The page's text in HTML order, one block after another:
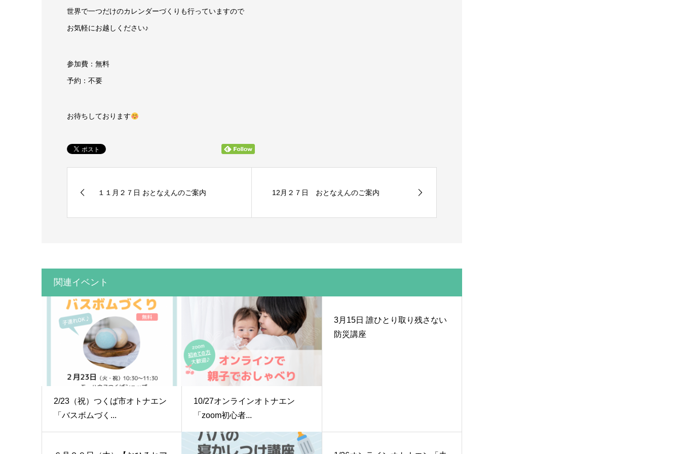
世界で一つだけのカレンダーづくりも行っていますので
お気軽にお越しください♪
参加費：無料
予約：不要
お待ちしております
１１月２７日 おとなえんのご案内 12月２７日 おとなえんのご案内
関連イベント
2/23（祝）つくば市オトナエン
「バスボムづく...
10/27オンラインオトナエン
「zoom初心者...
3月15日 誰ひとり取り残さない
防災講座